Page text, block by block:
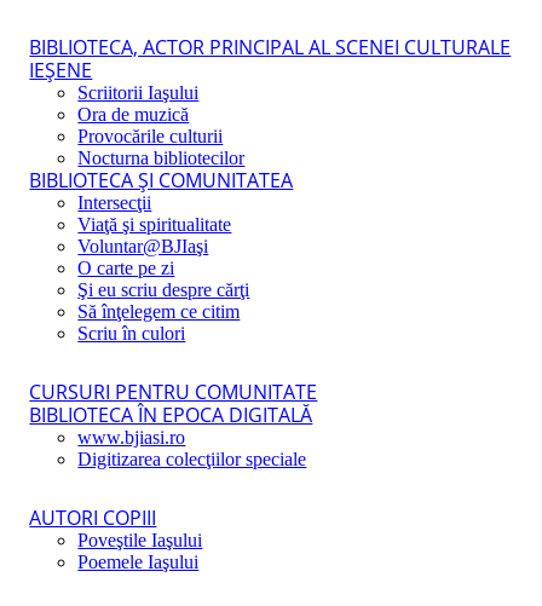
BIBLIOTECA, ACTOR PRINCIPAL AL SCENEI CULTURALE
IEŞENE
Scriitorii Iaşului
Ora de muzică
Provocările culturii
Nocturna bibliotecilor
BIBLIOTECA ŞI COMUNITATEA
Intersecţii
Viaţă şi spiritualitate
Voluntar@BJIaşi
O carte pe zi
Şi eu scriu despre cărţi
Să înţelegem ce citim
Scriu în culori
CURSURI PENTRU COMUNITATE
BIBLIOTECA ÎN EPOCA DIGITALĂ
www.bjiasi.ro
Digitizarea colecţiilor speciale
AUTORI COPIII
Poveştile Iaşului
Poemele Iaşului